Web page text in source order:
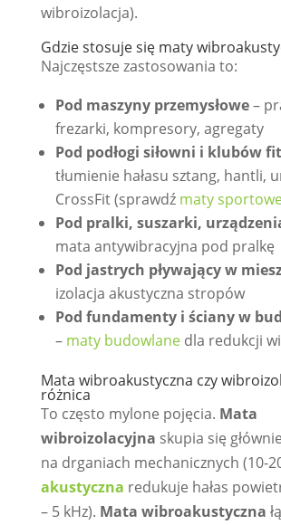
wibroizolacja).
Gdzie stosuje się maty
Najczęstsze zastosowania to:
Pod maszyny przemysłowe–
frezarki, kompresory, agregaty
Pod podłogi siłowni i klubów
tłumienie hałasu sztang, hantli,
CrossFit (sprawdź maty
Pod pralki, suszarki,
mata antywibracyjna pod pralkę
Pod jastrych pływający w
izolacja akustyczna stropów
Pod fundamenty i ściany w
– maty budowlanedla redukcji
Mata wibroakustyczna czy
różnica
To często mylone pojęcia. Mata
wibroizolacyjna skupia się głównie
na drganiach mechanicznych (10-
akustyczna redukuje hałas
– 5 kHz). Mata wibroakustyczna